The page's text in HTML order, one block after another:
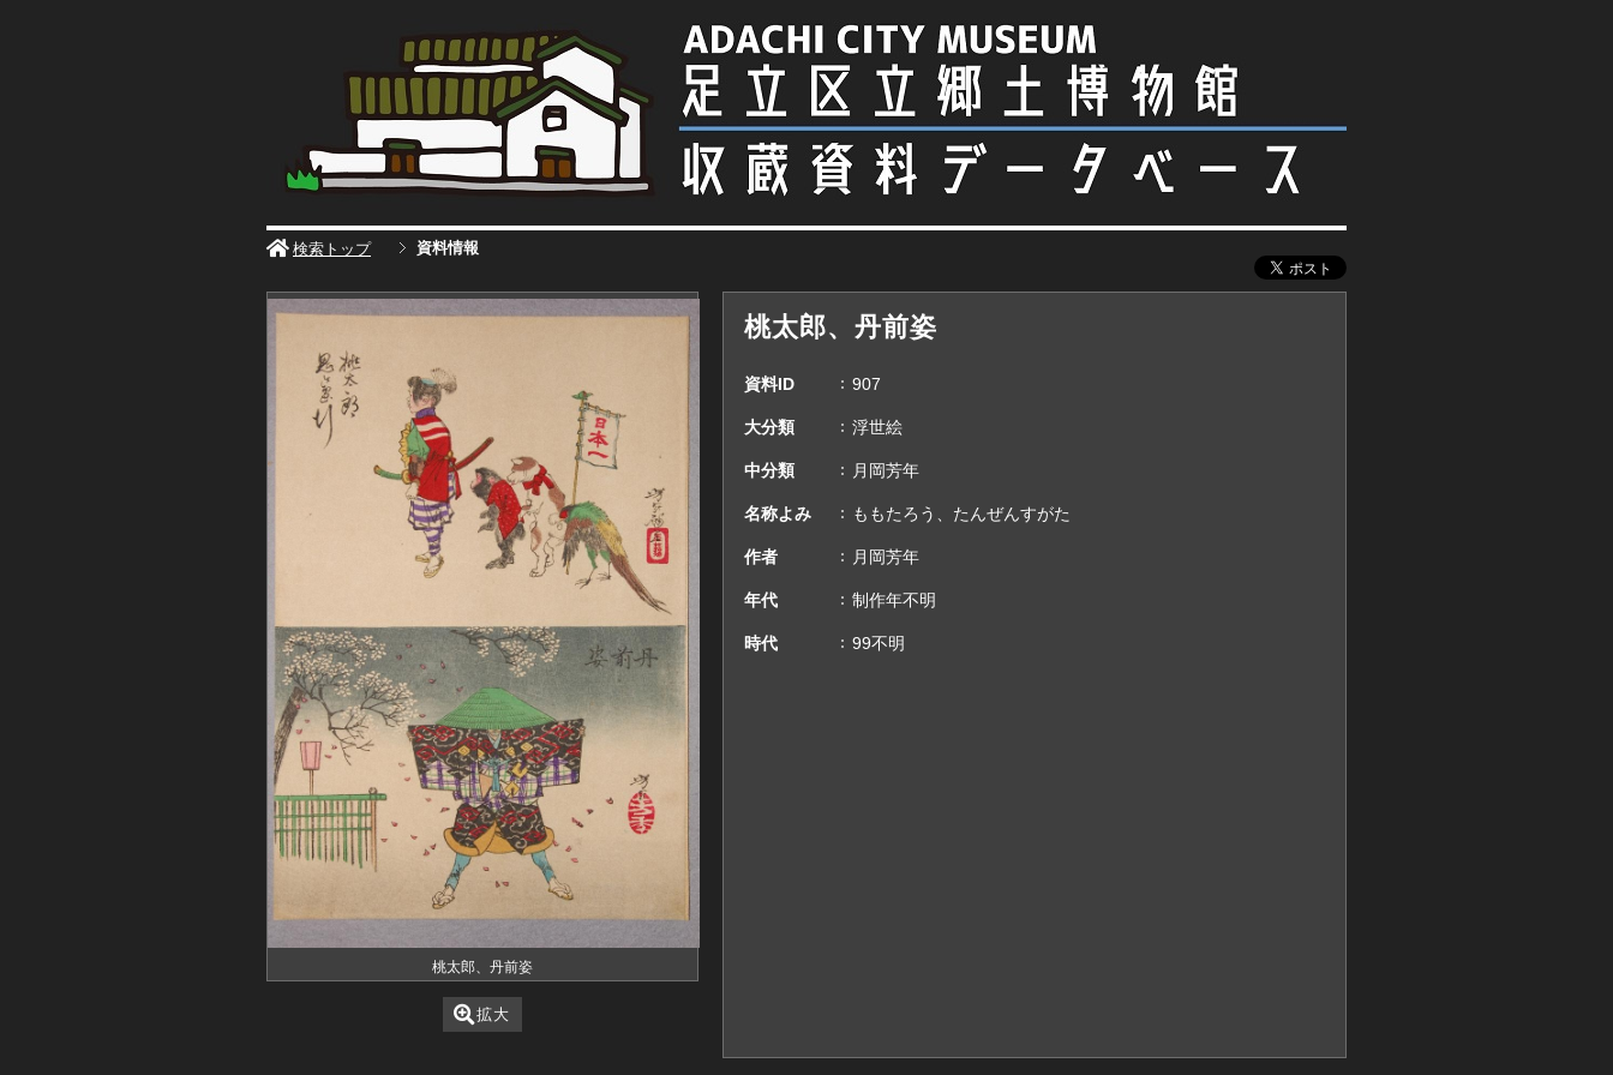
検索トップ 資料情報
桃太郎、丹前姿
拡大
桃太郎、丹前姿
資料ID 907
大分類 浮世絵
中分類 月岡芳年
名称よみ ももたろう、たんぜんすがた
作者 月岡芳年
年代 制作年不明
時代 99不明